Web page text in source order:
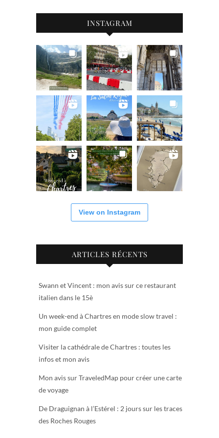
INSTAGRAM
View on Instagram
ARTICLES RÉCENTS
Swann et Vincent : mon avis sur ce restaurant
italien dans le 15è
Un week-end à Chartres en mode slow travel :
mon guide complet
Visiter la cathédrale de Chartres : toutes les
infos et mon avis
Mon avis sur TraveledMap pour créer une carte
de voyage
De Draguignan à l’Estérel : 2 jours sur les traces
des Roches Rouges